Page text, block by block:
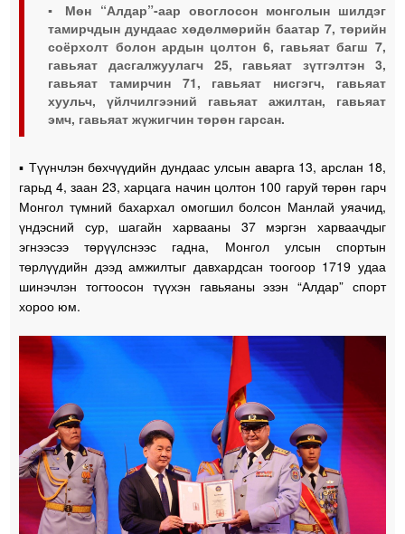
▪️ Мөн “Алдар”-аар овоглосон монголын шилдэг
тамирчдын дундаас хөдөлмөрийн баатар 7, төрийн
соёрхолт болон ардын цолтон 6, гавьяат багш 7,
гавьяат дасгалжуулагч 25, гавьяат зүтгэлтэн 3,
гавьяат тамирчин 71, гавьяат нисгэгч, гавьяат
хуульч, үйлчилгээний гавьяат ажилтан, гавьяат
эмч, гавьяат жүжигчин төрөн гарсан.
▪️ Түүнчлэн бөхчүүдийн дундаас улсын аварга 13, арслан 18,
гарьд 4, заан 23, харцага начин цолтон 100 гаруй төрөн гарч
Монгол түмний бахархал омогшил болсон Манлай уяачид,
үндэсний сур, шагайн харвааны 37 мэргэн харваачдыг
эгнээсээ төрүүлснээс гадна, Монгол улсын спортын
төрлүүдийн дээд амжилтыг давхардсан тоогоор 1719 удаа
шинэчлэн тогтоосон түүхэн гавьяаны эзэн “Алдар” спорт
хороо юм.